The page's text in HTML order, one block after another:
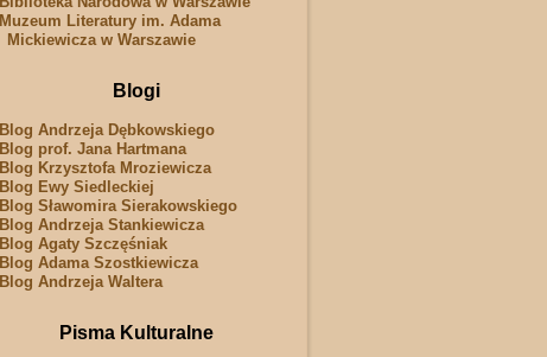
Muzeum Literatury im. Adama
Mickiewicza w Warszawie
Blogi
Blog Andrzeja Dębkowskiego
Blog prof. Jana Hartmana
Blog Krzysztofa Mroziewicza
Blog Ewy Siedleckiej
Blog Sławomira Sierakowskiego
Blog Andrzeja Stankiewicza
Blog Agaty Szczęśniak
Blog Adama Szostkiewicza
Blog Andrzeja Waltera
Pisma Kulturalne